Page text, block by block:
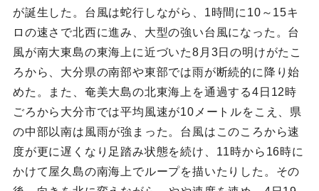
が誕生した。台風は蛇行しながら、1時間に10～15キ
ロの速さで北西に進み、大型の強い台風になった。台
風が南大東島の東海上に近づいた8月3日の明けがたこ
ろから、大分県の南部や東部では雨が断続的に降り始
めた。また、奄美大島の北東海上を通過する4日12時
ごろから大分市では平均風速が10メートルをこえ、県
の中部以南は風雨が強まった。台風はこのころから速
度が更に遅くなり足踏み状態を続け、11時から16時に
かけて屋久島の南海上でループを描いたりした。その